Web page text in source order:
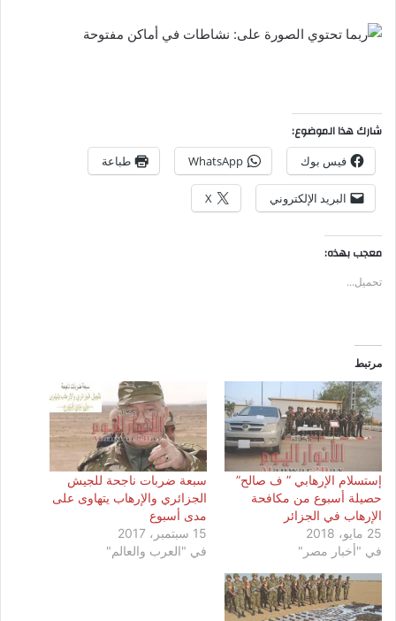
شارك هذا الموضوع:
فيس بوك WhatsApp طباعة
البريد الإلكتروني X
معجب بهذه:
تحميل...
مرتبط
إستسلام الإرهابي ” ف صالح”
حصيلة أسبوع من مكافحة
الإرهاب في الجزائر
25 مايو، 2018
في "أخبار مصر"
سبعة ضربات ناجحة للجيش
الجزائري والإرهاب يتهاوى على
مدى أسبوع
15 سبتمبر، 2017
في "العرب والعالم"